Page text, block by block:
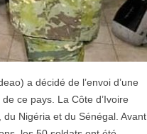
a décidé de l’envoi d’une
ce pays. La Côte d’Ivoire
Nigéria et du Sénégal. Avant